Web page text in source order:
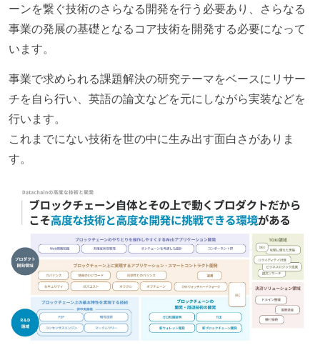
ーンを繋ぐ技術のさらなる開発を行う必要あり、さらなる
事業の発展の基礎となるコア技術を開発する必要になって
います。
事業で求められる課題解決の研究テーマをベースにリサー
チを自ら行い、英語の論文などを元にしながら実装などを
行います。
これまでにない技術を世の中に生み出す面白さがありま
す。